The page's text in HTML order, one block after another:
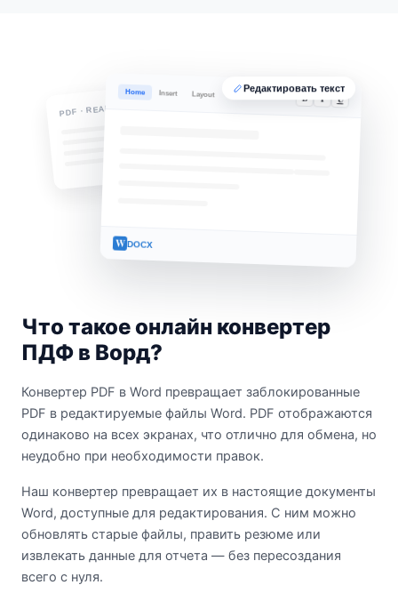
PDF · READ-ONLY
Home Insert Layout B I U
WDOCX
Редактировать текст
Что такое онлайн конвертер
ПДФ в Ворд?
Конвертер PDF в Word превращает заблокированные
PDF в редактируемые файлы Word. PDF отображаются
одинаково на всех экранах, что отлично для обмена, но
неудобно при необходимости правок.
Наш конвертер превращает их в настоящие документы
Word, доступные для редактирования. С ним можно
обновлять старые файлы, править резюме или
извлекать данные для отчета — без пересоздания
всего с нуля.